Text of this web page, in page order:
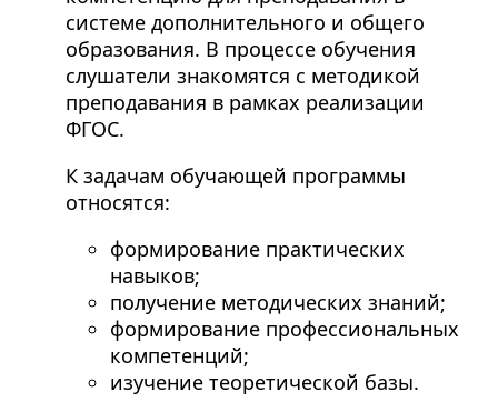
системе дополнительного и общего
образования. В процессе обучения
слушатели знакомятся с методикой
преподавания в рамках реализации
ФГОС.
К задачам обучающей программы
относятся:
формирование практических
навыков;
получение методических знаний;
формирование профессиональных
компетенций;
изучение теоретической базы.